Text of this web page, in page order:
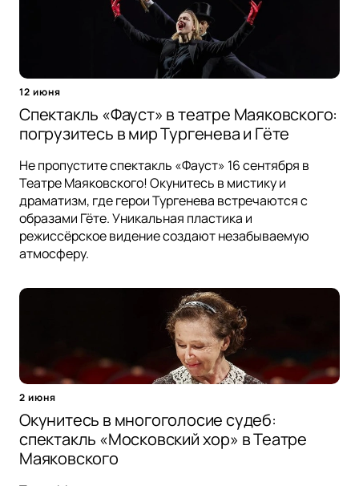
12 июня
Спектакль «Фауст» в театре Маяковского:
погрузитесь в мир Тургенева и Гёте
Не пропустите спектакль «Фауст» 16 сентября в
Театре Маяковского! Окунитесь в мистику и
драматизм, где герои Тургенева встречаются с
образами Гёте. Уникальная пластика и
режиссёрское видение создают незабываемую
атмосферу.
2 июня
Окунитесь в многоголосие судеб:
спектакль «Московский хор» в Театре
Маяковского